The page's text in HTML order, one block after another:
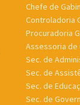
Chefe de
Controladoria
Procuradoria
Assessoria de
Sec. de
Sec. de
Sec. de
Sec. de